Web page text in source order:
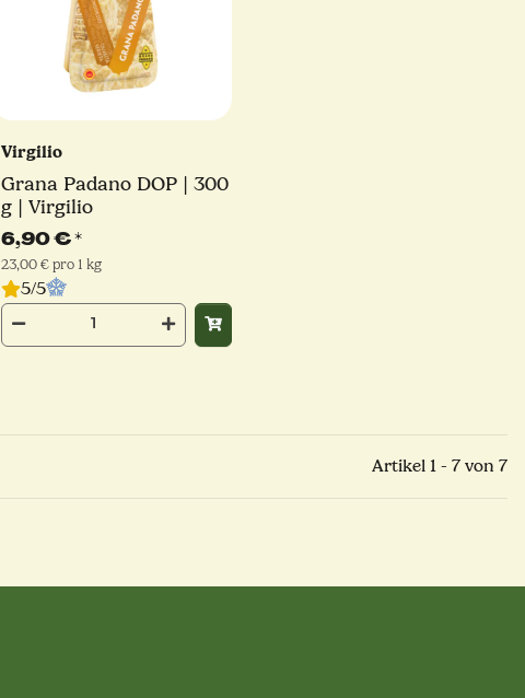
Virgilio
Grana Padano DOP | 300
g | Virgilio
6,90 €*
23,00 € pro 1 kg
5/5
Artikel 1 - 7 von 7